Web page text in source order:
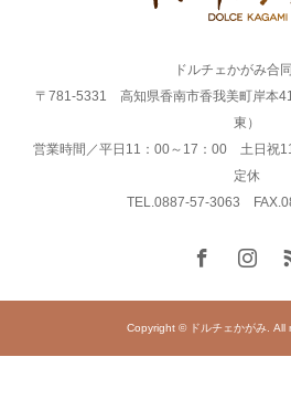
ドルチェかがみ合
〒781-5331 高知県香南市香我美町岸本
東）
営業時間／平日11：00～17：00 土日祝
定休
TEL.0887-57-3063
Copyright © ドルチェかがみ. All